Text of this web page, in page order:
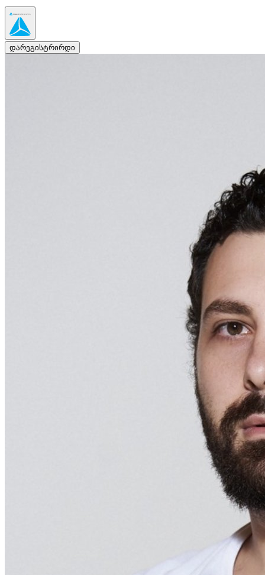
დარეგისტრირდი